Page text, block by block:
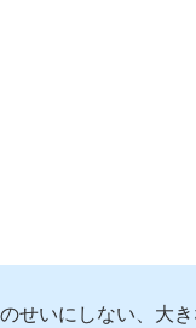
せいにしない、大